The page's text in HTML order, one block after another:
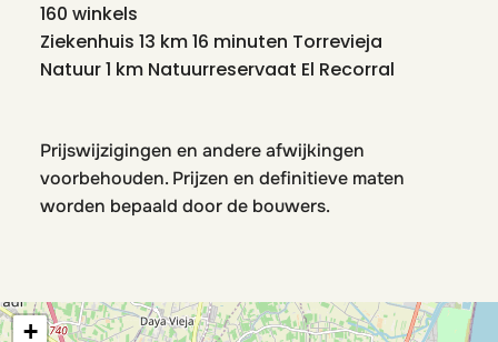
160 winkels
Ziekenhuis 13 km 16 minuten Torrevieja
Natuur 1 km Natuurreservaat El Recorral
Prijswijzigingen en andere afwijkingen
voorbehouden. Prijzen en definitieve maten
worden bepaald door de bouwers.
+